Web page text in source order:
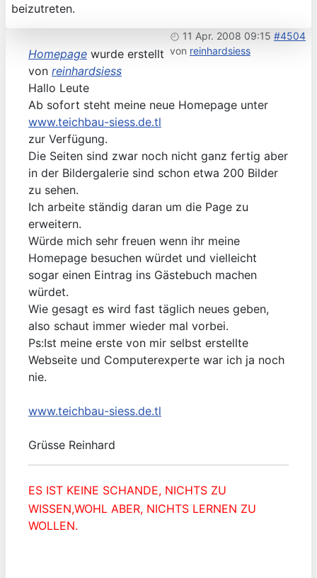
beizutreten.
11 Apr. 2008 09:15 #4504
von reinhardsiess
Homepage wurde erstellt
von reinhardsiess
Hallo Leute
Ab sofort steht meine neue Homepage unter
www.teichbau-siess.de.tl
zur Verfügung.
Die Seiten sind zwar noch nicht ganz fertig aber
in der Bildergalerie sind schon etwa 200 Bilder
zu sehen.
Ich arbeite ständig daran um die Page zu
erweitern.
Würde mich sehr freuen wenn ihr meine
Homepage besuchen würdet und vielleicht
sogar einen Eintrag ins Gästebuch machen
würdet.
Wie gesagt es wird fast täglich neues geben,
also schaut immer wieder mal vorbei.
Ps:Ist meine erste von mir selbst erstellte
Webseite und Computerexperte war ich ja noch
nie.
www.teichbau-siess.de.tl
Grüsse Reinhard
ES IST KEINE SCHANDE, NICHTS ZU
WISSEN,WOHL ABER, NICHTS LERNEN ZU
WOLLEN.